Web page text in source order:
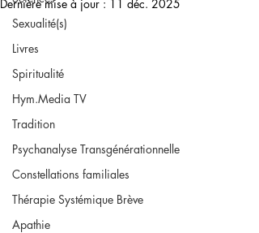
Sexualité(s)
Livres
Spiritualité
Hym.Media TV
Tradition
Psychanalyse Transgénérationnelle
Constellations familiales
Thérapie Systémique Brève
Apathie
Dernière mise à jour : 11 déc. 2025